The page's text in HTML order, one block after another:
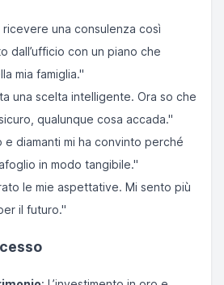
una consulenza così
dall’ufficio con un piano che
mia famiglia."
una scelta intelligente. Ora so che
qualunque cosa accada."
e diamanti mi ha convinto perché
in modo tangibile."
le mie aspettative. Mi sento più
il futuro."